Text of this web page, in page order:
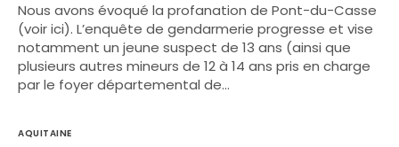
Nous avons évoqué la profanation de Pont-du-Casse
(voir ici). L’enquête de gendarmerie progresse et vise
notamment un jeune suspect de 13 ans (ainsi que
plusieurs autres mineurs de 12 à 14 ans pris en charge
par le foyer départemental de…
AQUITAINE